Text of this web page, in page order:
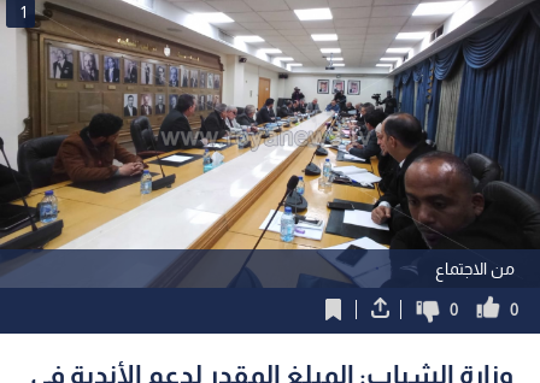
من الاجتماع
1
0
0
وزارة الشباب: المبلغ المقدر لدعم الأندية في